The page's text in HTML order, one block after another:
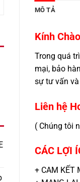
MÔ TẢ
Kính
Trong quá
mại, bảo
sự tư vấn
Liên hệ
( Chúng tôi
CÁC LỢI
+ CAM KẾT